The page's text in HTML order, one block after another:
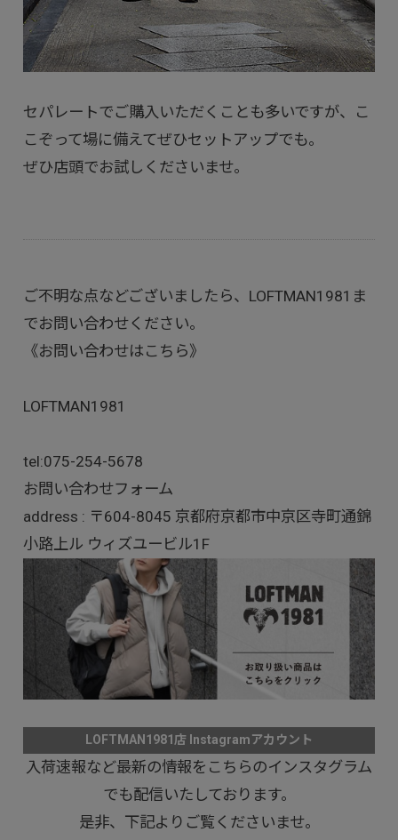
セパレートでご購入いただくことも多いですが、こ
こぞって場に備えてぜひセットアップでも。
ぜひ店頭でお試しくださいませ。
ご不明な点などございましたら、LOFTMAN1981ま
でお問い合わせください。
《お問い合わせはこちら》
LOFTMAN1981
tel:075-254-5678
お問い合わせフォーム
address : 〒604-8045 京都府京都市中京区寺町通錦
小路上ル ウィズユービル1F
LOFTMAN1981店 Instagramアカウント
入荷速報など最新の情報をこちらのインスタグラム
でも配信いたしております。
是非、下記よりご覧くださいませ。